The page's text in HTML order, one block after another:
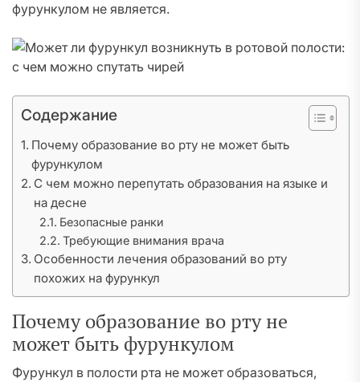
фурункулом не является.
Содержание
Почему образование во рту не может быть
фурункулом
С чем можно перепутать образования на языке и
на десне
Безопасные ранки
Требующие внимания врача
Особенности лечения образований во рту
похожих на фурункул
Почему образование во рту не
может быть фурункулом
Фурункул в полости рта не может образоваться,